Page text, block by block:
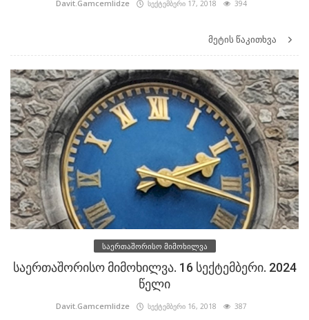
Davit.Gamcemlidze სექტემბერი 17, 2018 394
მეტის წაკითხვა
საერთაშორისო მიმოხილვა
საერთაშორისო მიმოხილვა. 16 სექტემბერი. 2024
წელი
Davit.Gamcemlidze სექტემბერი 16, 2018 387